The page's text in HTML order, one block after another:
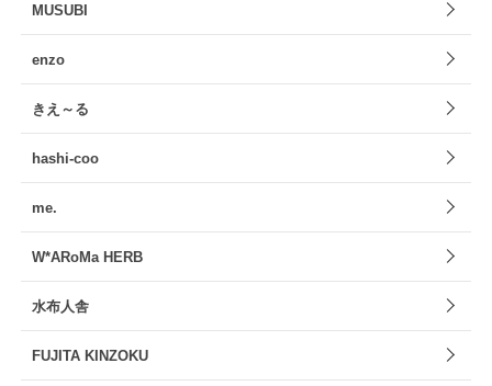
MUSUBI
enzo
きえ～る
hashi-coo
me.
W*ARoMa HERB
水布人舎
FUJITA KINZOKU